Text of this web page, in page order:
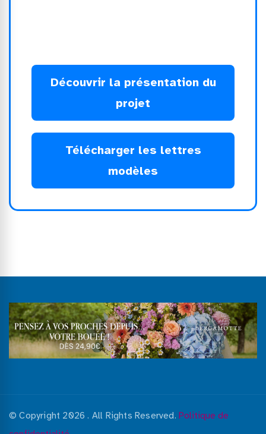
Découvrir la présentation du
projet
Télécharger les lettres
modèles
© Copyright 2026. All Rights Reserved.Politique de